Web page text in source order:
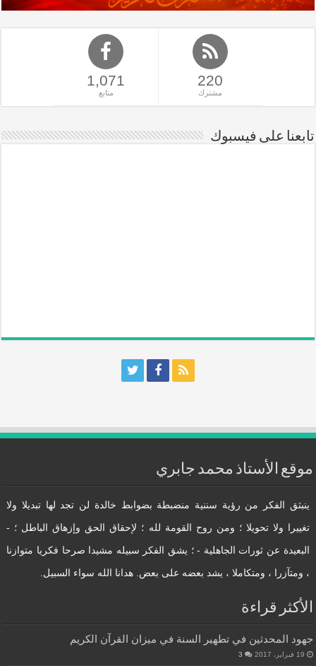
220
مشترك
1,071
متابع
تابعنا على فيسبوك
موقع الأستاذ محمد جابري
ينبثق الفكر من رؤية سننية منضبطة بضوابط خالدة لن تجد لها تبديلا ولا
تغييرا ولا تحويلا ؛ ومن روح القومة لله ؛ لإحقاق الحق وإزهاق الباطل ؛ -
البعيدة عن ثورات الجاهلية - ؛ يشق الفكر سبيله مشيدا صرحا فكريا متوازنا
، ومتآزرا ، ومتكاملا ، يشد بعضه على بعض. هدانا الله سواء السبيل.
الأكثر قراءة
جهود المحدثين في تطهير السنة في ميزان القرآن الكريم
19 فبراير، 2017 3